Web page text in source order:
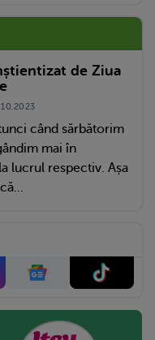
de Ziua
când sărbătorim
mai în
lucrul respectiv. Așa